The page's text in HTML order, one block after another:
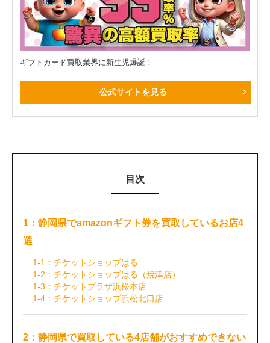
ギフトカード買取業界に新生児爆誕！
公式サイトを見る
目次
1：静岡県でamazonギフト券を買取しているお店4
選
1-1：チケットショップはる
1-2：チケットショップはる（焼津店）
1-3：チケットプラザ浜松本店
1-4：チケットショップ浜松北口店
2：静岡県で買取している4店舗がおすすめできない